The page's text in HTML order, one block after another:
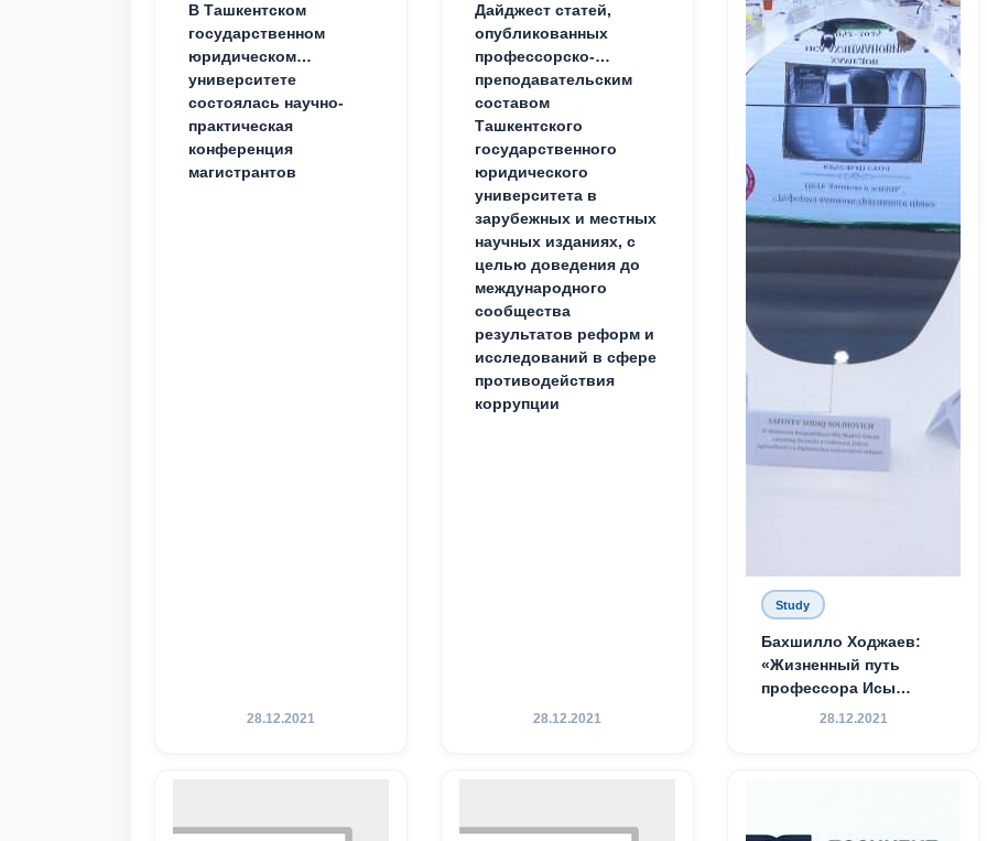
В Ташкентском
государственном
юридическом
университете
состоялась научно-
практическая
конференция
магистрантов
28.12.2021
Дайджест статей,
опубликованных
профессорско-
преподавательским
составом
Ташкентского
государственного
юридического
университета в
зарубежных и местных
научных изданиях, с
целью доведения до
международного
сообщества
результатов реформ и
исследований в сфере
противодействия
коррупции
28.12.2021
Study
Бахшилло Ходжаев:
«Жизненный путь
профессора Исы
Хамедова — яркий
28.12.2021